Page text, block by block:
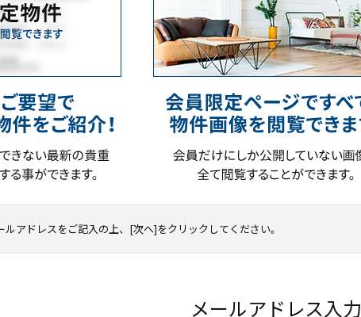
アドレスをご記入の上、[次へ]をクリックしてください。
メールアドレス入力